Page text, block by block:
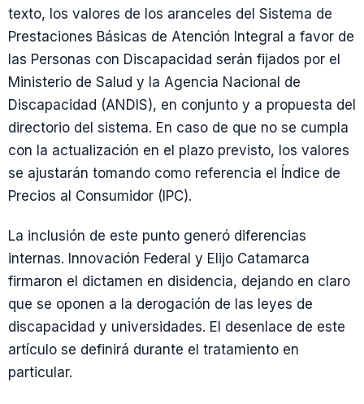
texto, los valores de los aranceles del Sistema de
Prestaciones Básicas de Atención Integral a favor de
las Personas con Discapacidad serán fijados por el
Ministerio de Salud y la Agencia Nacional de
Discapacidad (ANDIS), en conjunto y a propuesta del
directorio del sistema. En caso de que no se cumpla
con la actualización en el plazo previsto, los valores
se ajustarán tomando como referencia el Índice de
Precios al Consumidor (IPC).
La inclusión de este punto generó diferencias
internas. Innovación Federal y Elijo Catamarca
firmaron el dictamen en disidencia, dejando en claro
que se oponen a la derogación de las leyes de
discapacidad y universidades. El desenlace de este
artículo se definirá durante el tratamiento en
particular.